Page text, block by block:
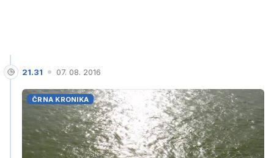
ČRNA KRONIKA
21.31 07. 08. 2016